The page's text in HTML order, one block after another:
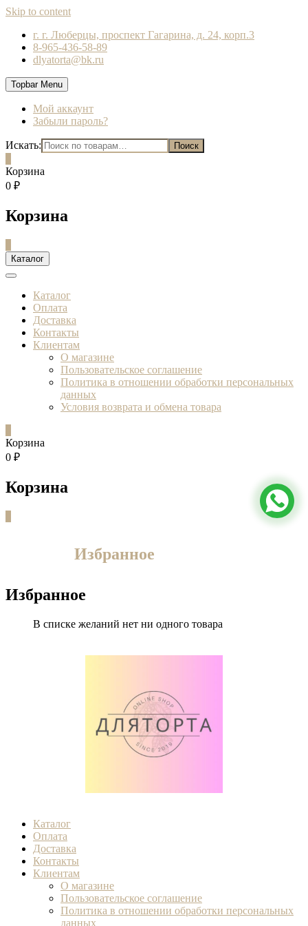
Skip to content
г. г. Люберцы, проспект Гагарина, д. 24, корп.3
8-965-436-58-89
dlyatorta@bk.ru
Topbar Menu
Мой аккаунт
Забыли пароль?
Искать: Поиск
Корзина
0 ₽
Корзина
Каталог
Каталог
Оплата
Доставка
Контакты
Клиентам
О магазине
Пользовательское соглашение
Политика в отношении обработки персональных
данных
Условия возврата и обмена товара
Корзина
0 ₽
Корзина
Избранное
Избранное
В списке желаний нет ни одного товара
Каталог
Оплата
Доставка
Контакты
Клиентам
О магазине
Пользовательское соглашение
Политика в отношении обработки персональных
данных